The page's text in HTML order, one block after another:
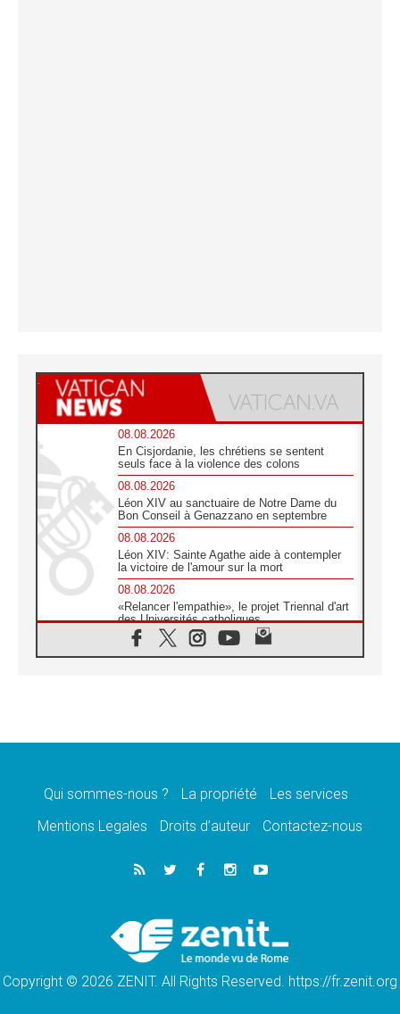
08.08.2026
En Cisjordanie, les chrétiens se sentent
seuls face à la violence des colons
08.08.2026
Léon XIV au sanctuaire de Notre Dame du
Bon Conseil à Genazzano en septembre
08.08.2026
Léon XIV: Sainte Agathe aide à contempler
la victoire de l'amour sur la mort
08.08.2026
«Relancer l'empathie», le projet Triennal d'art
des Universités catholiques
08.08.2026
Signis 2026, donner la parole aux religieuses
07.08.2026
07.08.2026
de l'Assomption et mémoire nationale
«La paix commence par l'empathie» estime
le cardinal Parolin
En Colombie, «la paix ne s'achète pas avec
une signature»
Qui sommes-nous ? La propriété
Les services
Mentions Legales
Droits d’auteur Contactez-nous
Copyright © 2026 ZENIT. All Rights Reserved. https://fr.zenit.org